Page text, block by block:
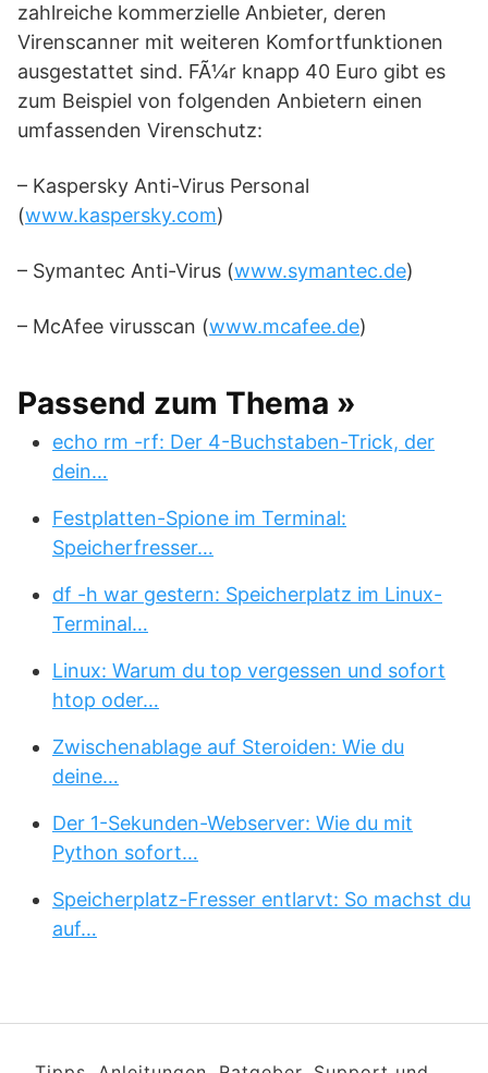
zahlreiche kommerzielle Anbieter, deren
Virenscanner mit weiteren Komfortfunktionen
ausgestattet sind. FÃ¼r knapp 40 Euro gibt es
zum Beispiel von folgenden Anbietern einen
umfassenden Virenschutz:
– Kaspersky Anti-Virus Personal
(www.kaspersky.com)
– Symantec Anti-Virus (www.symantec.de)
– McAfee virusscan (www.mcafee.de)
Passend zum Thema »
echo rm -rf: Der 4-Buchstaben-Trick, der
dein…
Festplatten-Spione im Terminal:
Speicherfresser…
df -h war gestern: Speicherplatz im Linux-
Terminal…
Linux: Warum du top vergessen und sofort
htop oder…
Zwischenablage auf Steroiden: Wie du
deine…
Der 1-Sekunden-Webserver: Wie du mit
Python sofort…
Speicherplatz-Fresser entlarvt: So machst du
auf…